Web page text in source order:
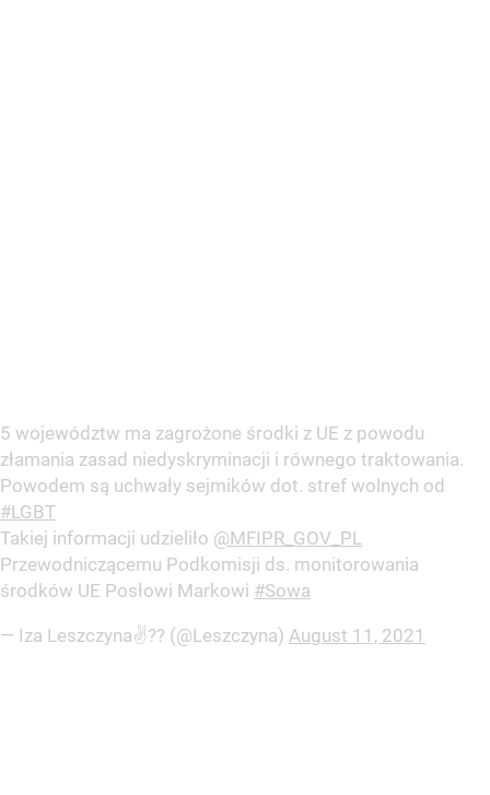
5 województw ma zagrożone środki z UE z powodu
złamania zasad niedyskryminacji i równego traktowania.
Powodem są uchwały sejmików dot. stref wolnych od
#LGBT
Takiej informacji udzieliło @MFIPR_GOV_PL
Przewodniczącemu Podkomisji ds. monitorowania
środków UE Posłowi Markowi #Sowa
— Iza Leszczyna✌️?? (@Leszczyna) August 11, 2021